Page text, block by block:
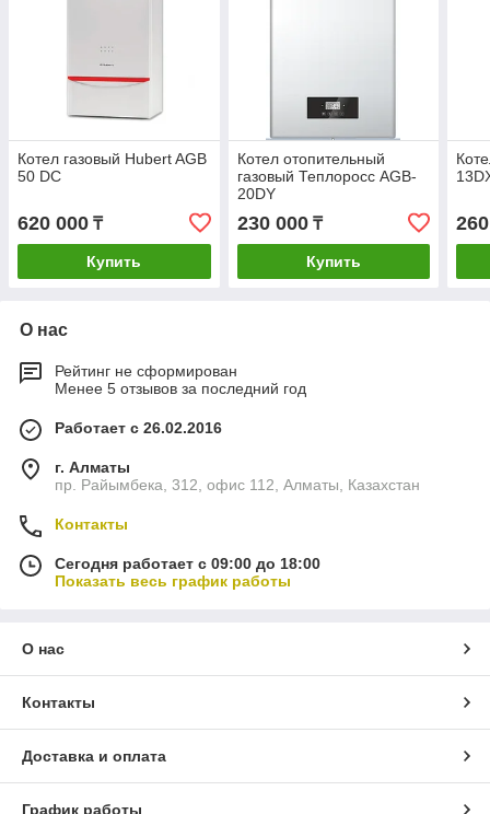
Котел газовый Hubert AGB
50 DC
620 000 ₸
Купить
Котел отопительный
газовый Теплоросс AGB-
20DY
230 000₸
Купить
О нас
Рейтинг не сформирован
Менее 5 отзывов за последний год
Работает с 26.02.2016
г. Алматы
пр. Райымбека, 312, офис 112, Алматы, Казахстан
Контакты
Сегодня работает с 09:00 до 18:00
Показать весь график работы
О нас
Контакты
Доставка и оплата
График работы